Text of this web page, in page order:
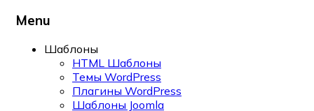
Menu
Шаблоны
HTML Шаблоны
Темы WordPress
Плагины WordPress
Шаблоны Joomla